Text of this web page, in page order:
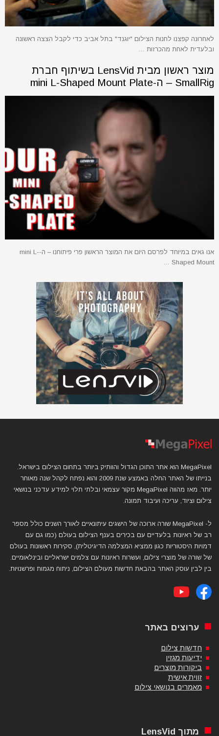
לאחרונה קפצנו לחנות הצילום "יוגנד" בתל אביב כדי לקבל הצצה ראשונה
ובלעדית לאחת מהכרזות …
מוצר ראשון מבית LensVid בשיתוף חברת
SmallRig – ה-mini L-Shaped Mount Plate
אנו גאים במיוחד לפרסם היום את המוצר הראשון פרי פיתוחנו – ה-mini L-
Shaped Mount …
MegaPixel הוא אתר התוכן הגדול והוותיק ביותר בתחום הצילום בישראל.
בנייתו של האתר החלה באמצע שנת 2009 והוא נפתח לקהל שנה מאוחר
יותר. מאז מהווה MegaPixel מקור עצמאי ובלתי תלוי למידע עדכני בנושאי
צילום וציוד, עריכה ועיבוד תמונה.
ל- MegaPixel שורה ארוכה של הישגים עיתונאיים לאורך השנים כולל מספר
רב של ראיונות בלעדיים עם בכירים בענף הצילום בעולם (כמו גם עם
דמויות היסטוריות כגון ממציא המצלמה הדיגיטלית), סקירות ראשונות בעולם
של שורה של מוצרי צילום, ועשרות ראיונות עם צלמים ישראליים ובינלאומיים.
בין לבין עוסק האתר בהבאת חדשות מעולם הצילום, ניתוח מגמות ופרשנויות.
ערוצים באתר
חדשות צילום
ידיעות מגזין
ביקורות מוצרים
זווית אישית
מאמרים בנושאי צילום
מתוך LensVid